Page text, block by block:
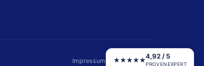
Impressum ·Datenschutz
★★★★★4,92 / 5
PROVENEXPERT